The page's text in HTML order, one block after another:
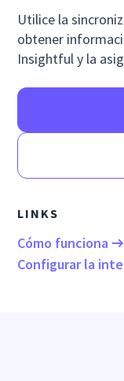
Utilice la
obtener
Insightful y la
LINKS
Cómo funciona
Configurar la